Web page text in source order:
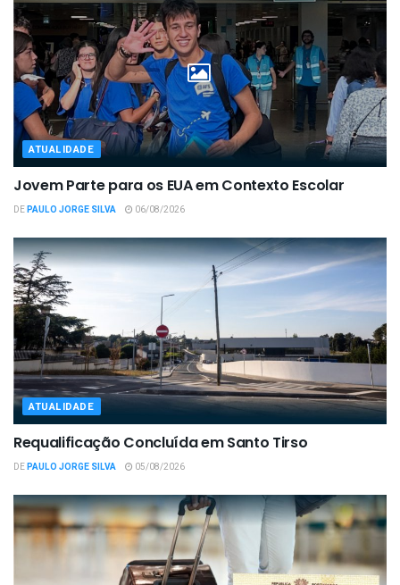
ATUALIDADE
Jovem Parte para os EUA em Contexto Escolar
DEPAULO JORGE SILVA 06/08/2026
ATUALIDADE
Requalificação Concluída em Santo Tirso
DEPAULO JORGE SILVA 05/08/2026